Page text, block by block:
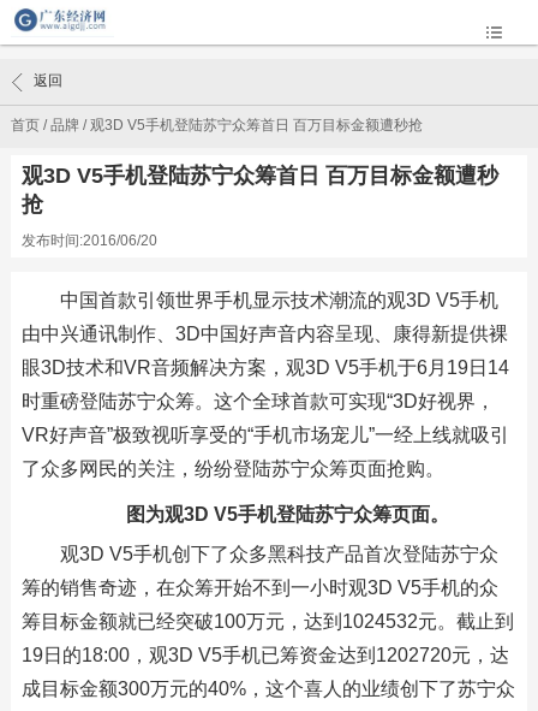
首页/品牌/观3D V5手机登陆苏宁众筹首日 百万目标金额遭秒抢
返回
观3D V5手机登陆苏宁众筹首日 百万目标金额遭秒
抢
发布时间:2016/06/20
中国首款引领世界手机显示技术潮流的观3D V5手机
由中兴通讯制作、3D中国好声音内容呈现、康得新提供裸
眼3D技术和VR音频解决方案，观3D V5手机于6月19日14
时重磅登陆苏宁众筹。这个全球首款可实现“3D好视界，
VR好声音”极致视听享受的“手机市场宠儿”一经上线就吸引
了众多网民的关注，纷纷登陆苏宁众筹页面抢购。
图为观3D V5手机登陆苏宁众筹页面。
观3D V5手机创下了众多黑科技产品首次登陆苏宁众
筹的销售奇迹，在众筹开始不到一小时观3D V5手机的众
筹目标金额就已经突破100万元，达到1024532元。截止到
19日的18:00，观3D V5手机已筹资金达到1202720元，达
成目标金额300万元的40%，这个喜人的业绩创下了苏宁众